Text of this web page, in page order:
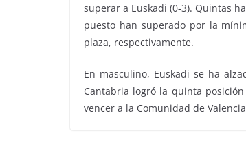
superar a Euskadi (0-3). Quintas
puesto han superado por la
plaza, respectivamente.
En masculino, Euskadi se ha
Cantabria logró la quinta
vencer a la Comunidad de